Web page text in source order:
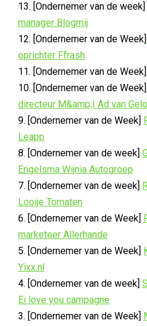
13. [Ondernemer van de week]
manager Blogmij
12. [Ondernemer van de Week]
oprichter Ffrash
11. [Ondernemer van de Week]
10. [Ondernemer van de Week]
directeur M&amp;I Ad van
9. [Ondernemer van de Week]
Leapp
8. [Ondernemer van de week]
Engelsma Wijnia Autogroep
7. [Ondernemer van de week]
Looije Tomaten
6. [Ondernemer van de Week]
marketeer Allerhande
5. [Ondernemer van de Week]
Yixx.nl
4. [Ondernemer van de week]
Ei love you campagne
3. [Ondernemer van de Week]